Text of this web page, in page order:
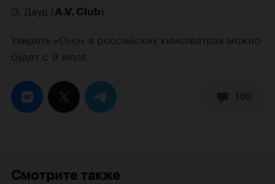
Э. Дауд (A.V. Club).
Увидеть «Оно» в российских кинотеатрах можно
будет с 9 июля.
Смотрите также